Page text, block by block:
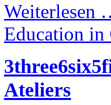
Weiterlesen
Education in
Ateliers